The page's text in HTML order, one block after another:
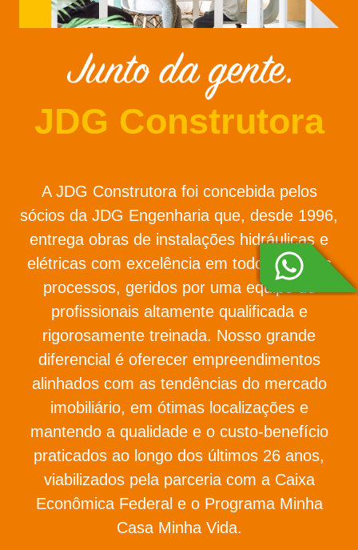
JDG Construtora
A JDG Construtora foi concebida pelos
sócios da JDG Engenharia que, desde 1996,
entrega obras de instalações hidráulicas e
elétricas com excelência em todos os seus
processos, geridos por uma equipe de
profissionais altamente qualificada e
rigorosamente treinada. Nosso grande
diferencial é oferecer empreendimentos
alinhados com as tendências do mercado
imobiliário, em ótimas localizações e
mantendo a qualidade e o custo-benefício
praticados ao longo dos últimos 26 anos,
viabilizados pela parceria com a Caixa
Econômica Federal e o Programa Minha
Casa Minha Vida.